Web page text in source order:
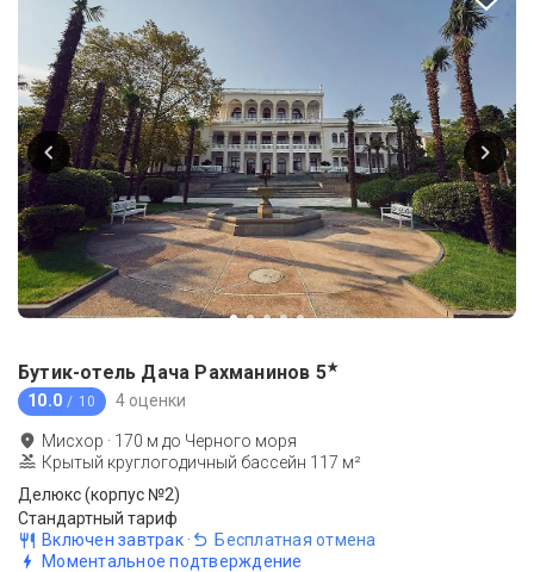
Бутик-отель Дача Рахманинов 5★
10.0 / 10 4 оценки
Мисхор · 170 м до Черного моря
Крытый круглогодичный бассейн 117 м²
Делюкс (корпус №2)
Стандартный тариф
Включен завтрак·
Бесплатная отмена
Моментальное подтверждение